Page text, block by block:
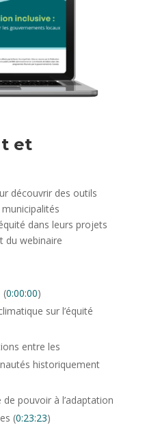
et
découvrir des outils
dans leurs projets
du webinaire
(0:00:00)
sur l’équité
entre les
historiquement
pouvoir à l’adaptation
(0:23:23)